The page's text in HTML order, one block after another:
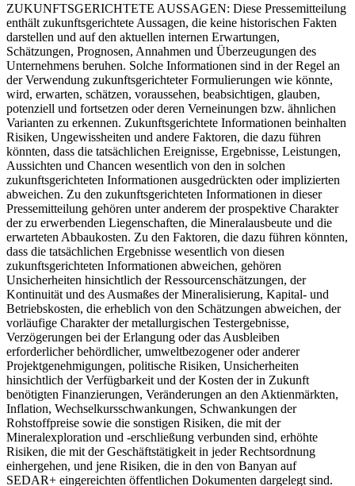
ZUKUNFTSGERICHTETE AUSSAGEN: Diese Pressemitteilung
enthält zukunftsgerichtete Aussagen, die keine historischen Fakten
darstellen und auf den aktuellen internen Erwartungen,
Schätzungen, Prognosen, Annahmen und Überzeugungen des
Unternehmens beruhen. Solche Informationen sind in der Regel an
der Verwendung zukunftsgerichteter Formulierungen wie könnte,
wird, erwarten, schätzen, voraussehen, beabsichtigen, glauben,
potenziell und fortsetzen oder deren Verneinungen bzw. ähnlichen
Varianten zu erkennen. Zukunftsgerichtete Informationen beinhalten
Risiken, Ungewissheiten und andere Faktoren, die dazu führen
könnten, dass die tatsächlichen Ereignisse, Ergebnisse, Leistungen,
Aussichten und Chancen wesentlich von den in solchen
zukunftsgerichteten Informationen ausgedrückten oder implizierten
abweichen. Zu den zukunftsgerichteten Informationen in dieser
Pressemitteilung gehören unter anderem der prospektive Charakter
der zu erwerbenden Liegenschaften, die Mineralausbeute und die
erwarteten Abbaukosten. Zu den Faktoren, die dazu führen könnten,
dass die tatsächlichen Ergebnisse wesentlich von diesen
zukunftsgerichteten Informationen abweichen, gehören
Unsicherheiten hinsichtlich der Ressourcenschätzungen, der
Kontinuität und des Ausmaßes der Mineralisierung, Kapital- und
Betriebskosten, die erheblich von den Schätzungen abweichen, der
vorläufige Charakter der metallurgischen Testergebnisse,
Verzögerungen bei der Erlangung oder das Ausbleiben
erforderlicher behördlicher, umweltbezogener oder anderer
Projektgenehmigungen, politische Risiken, Unsicherheiten
hinsichtlich der Verfügbarkeit und der Kosten der in Zukunft
benötigten Finanzierungen, Veränderungen an den Aktienmärkten,
Inflation, Wechselkursschwankungen, Schwankungen der
Rohstoffpreise sowie die sonstigen Risiken, die mit der
Mineralexploration und -erschließung verbunden sind, erhöhte
Risiken, die mit der Geschäftstätigkeit in jeder Rechtsordnung
einhergehen, und jene Risiken, die in den von Banyan auf
SEDAR+ eingereichten öffentlichen Dokumenten dargelegt sind.